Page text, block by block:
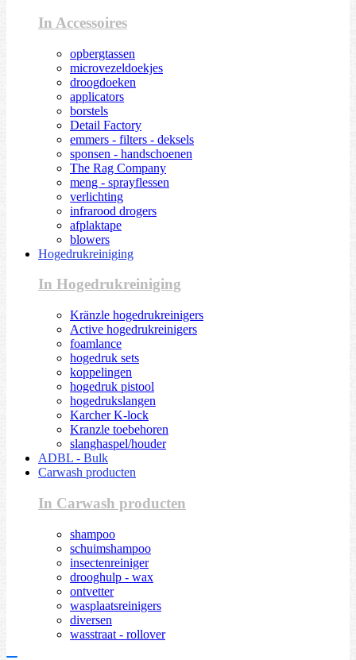
In Accessoires
opbergtassen
microvezeldoekjes
droogdoeken
applicators
borstels
Detail Factory
emmers - filters - deksels
sponsen - handschoenen
The Rag Company
meng - sprayflessen
verlichting
infrarood drogers
afplaktape
blowers
Hogedrukreiniging
In Hogedrukreiniging
Kränzle hogedrukreinigers
Active hogedrukreinigers
foamlance
hogedruk sets
koppelingen
hogedruk pistool
hogedrukslangen
Karcher K-lock
Kranzle toebehoren
slanghaspel/houder
ADBL - Bulk
Carwash producten
In Carwash producten
shampoo
schuimshampoo
insectenreiniger
drooghulp - wax
ontvetter
wasplaatsreinigers
diversen
wasstraat - rollover